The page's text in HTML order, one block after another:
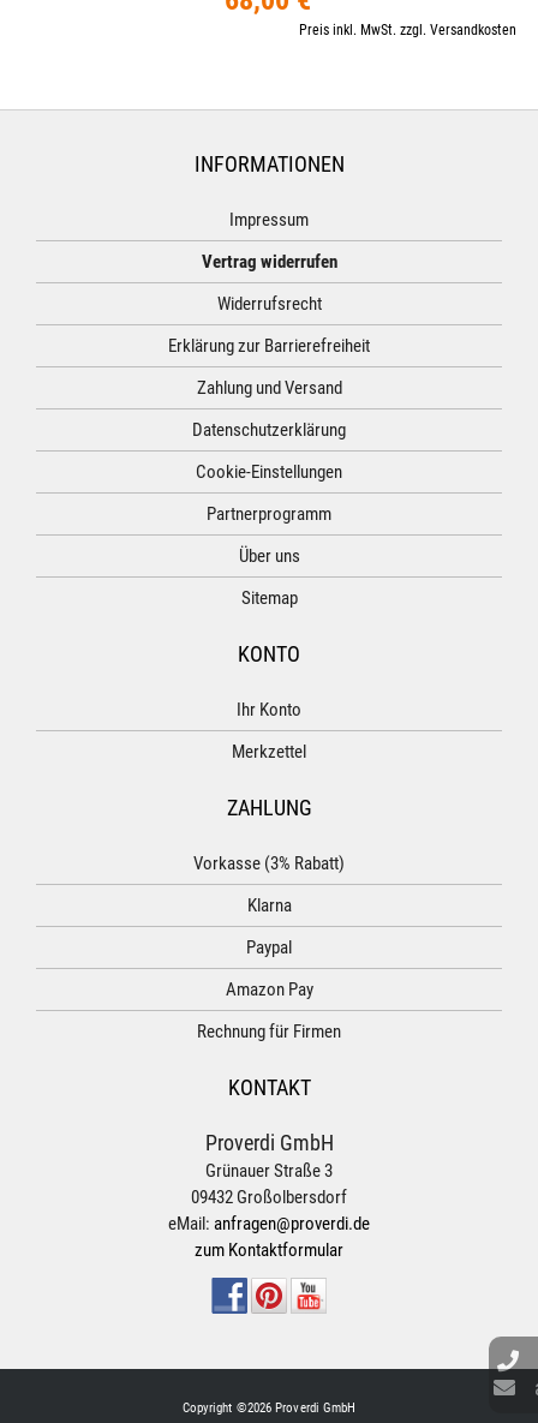
Preis inkl. MwSt. zzgl. Versandkosten
INFORMATIONEN
Impressum
Vertrag widerrufen
Widerrufsrecht
Erklärung zur Barrierefreiheit
Zahlung und Versand
Datenschutzerklärung
Cookie-Einstellungen
Partnerprogramm
Über uns
Sitemap
KONTO
Ihr Konto
Merkzettel
ZAHLUNG
Vorkasse (3% Rabatt)
Klarna
Paypal
Amazon Pay
Rechnung für Firmen
KONTAKT
Proverdi GmbH
Grünauer Straße 3
09432 Großolbersdorf
eMail: anfragen@proverdi.de
zum Kontaktformular
Copyright ©2026 Proverdi GmbH